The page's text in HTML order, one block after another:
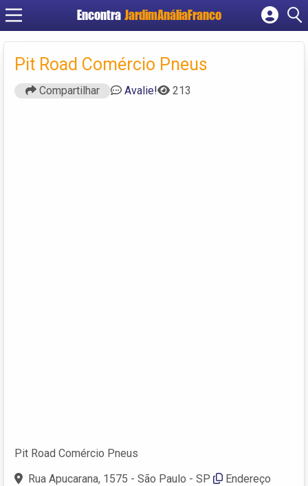
Encontra JardimAnáliaFranco
Cadastrar empresa
Criar conta
Pit Road Comércio Pneus
Compartilhar Avalie! 213
Pit Road Comércio Pneus
Rua Apucarana, 1575 - São Paulo - SP
Endereço